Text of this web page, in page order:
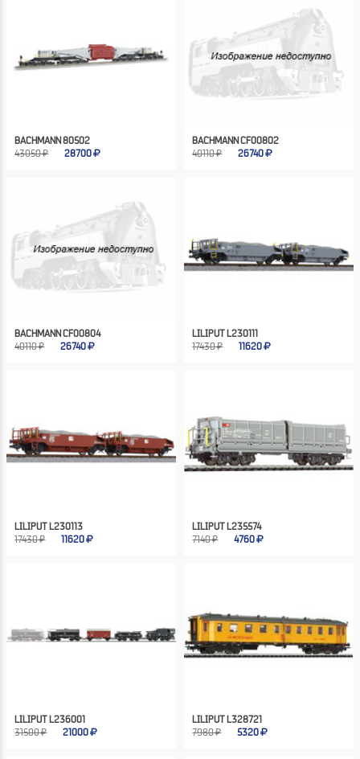
BACHMANN 80502
43050 ₽
28700
BACHMANN CF00802
40110 ₽
26740
BACHMANN CF00804
40110 ₽
26740
LILIPUT L230111
17430 ₽
11620
LILIPUT L230113
17430 ₽
11620
LILIPUT L235574
7140 ₽
4760
LILIPUT L236001
31500 ₽
21000
LILIPUT L328721
7980 ₽
5320